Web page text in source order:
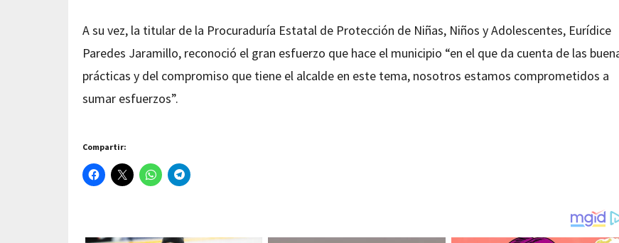
A su vez, la titular de la Procuraduría Estatal de Protección de Niñas, Niños y Adolescentes, Eurídice
Paredes Jaramillo, reconoció el gran esfuerzo que hace el municipio “en el que da cuenta de las
prácticas y del compromiso que tiene el alcalde en este tema, nosotros estamos comprometidos a
sumar esfuerzos”.
Compartir: